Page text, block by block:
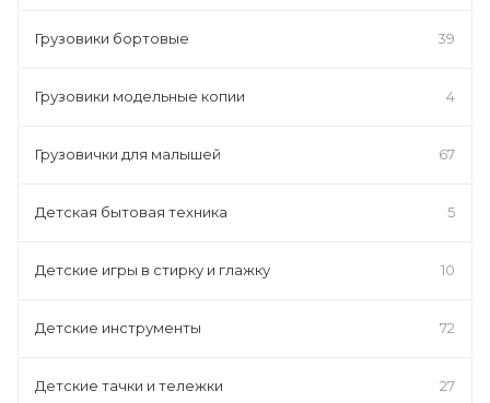
Грузовики бортовые 39
Грузовики модельные копии 4
Грузовички для малышей 67
Детская бытовая техника 5
Детские игры в стирку и глажку 10
Детские инструменты 72
Детские тачки и тележки 27